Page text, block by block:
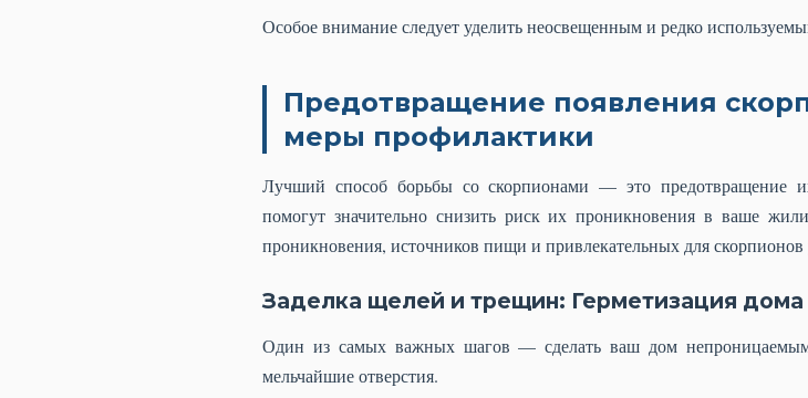
Особое внимание следует уделить неосвещенным и редко
Предотвращение появления
меры профилактики
Лучший способ борьбы со скорпионами — это предотвращение
помогут значительно снизить риск их проникновения в ваше
проникновения, источников пищи и привлекательных для скорпионов
Заделка щелей и трещин: Герметизация дома
Один из самых важных шагов — сделать ваш дом
мельчайшие отверстия.